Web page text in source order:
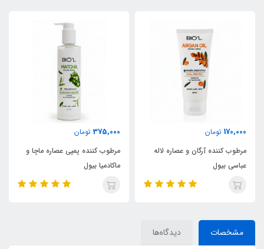
170,000 تومان
مرطوب کننده آرگان و عصاره لاله
عباسی بیول
375,000 تومان
مرطوب کننده پمپی عصاره ماچا و
ماکادمیا بیول
مشخصات دیدگاه‌ها